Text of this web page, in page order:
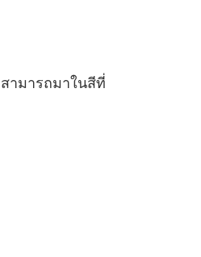
สามารถมาในสีที่